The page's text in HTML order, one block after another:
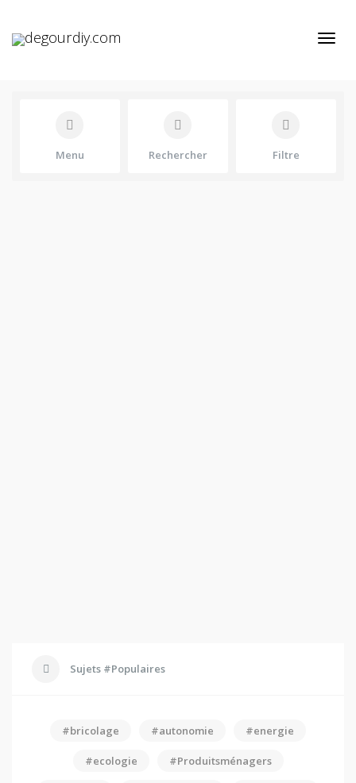
Menu Rechercher Filtre
Sujets #Populaires
#bricolage #autonomie #energie
#ecologie #Produitsménagers